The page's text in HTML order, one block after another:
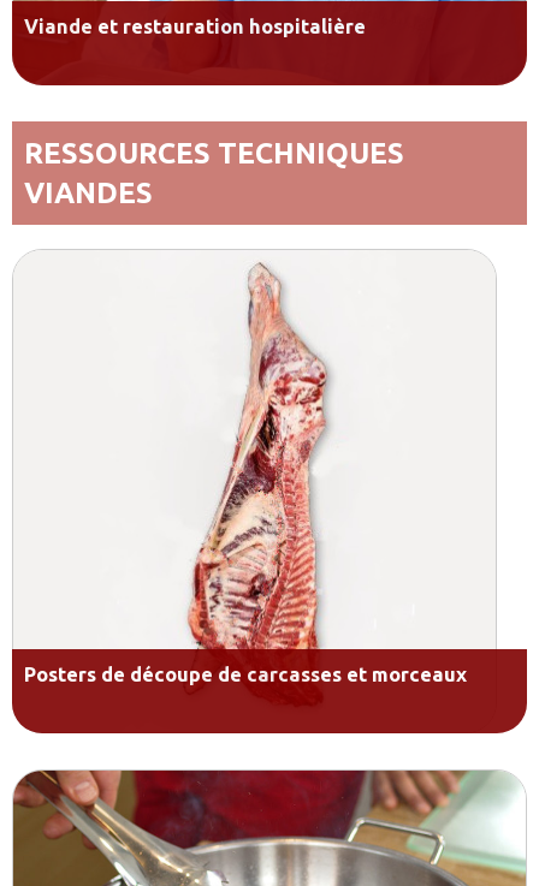
Viande et restauration hospitalière
RESSOURCES TECHNIQUES
VIANDES
Posters de découpe de carcasses et morceaux